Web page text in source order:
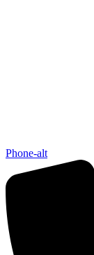
Phone-alt